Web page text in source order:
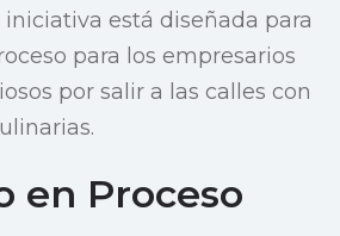
está diseñada para
para los empresarios
por salir a las calles con
en Proceso